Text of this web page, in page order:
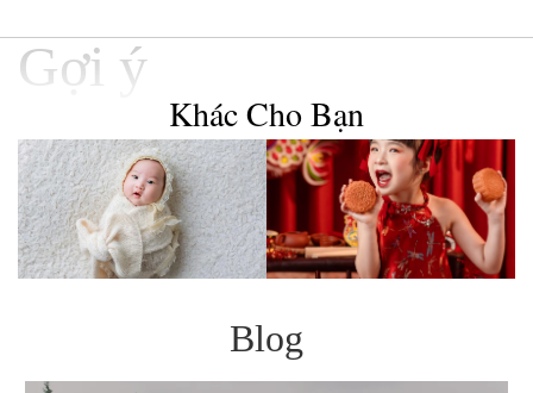
Gợi ý
Khác Cho Bạn
Blog